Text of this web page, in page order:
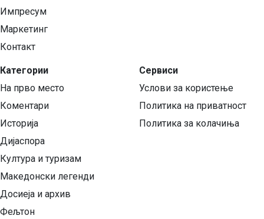
Импресум
Маркетинг
Контакт
Категории
На прво место
Коментари
Историја
Дијаспора
Култура и туризам
Македонски легенди
Досиеја и архив
Фељтон
Сервиси
Услови за користење
Политика на приватност
Политика за колачиња